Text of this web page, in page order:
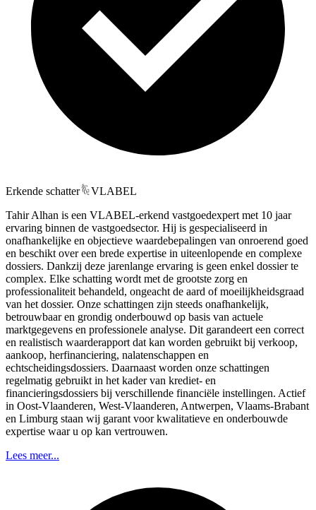
Erkende schatter
VLABEL
Tahir Alhan is een VLABEL-erkend vastgoedexpert met 10 jaar
ervaring binnen de vastgoedsector. Hij is gespecialiseerd in
onafhankelijke en objectieve waardebepalingen van onroerend goed
en beschikt over een brede expertise in uiteenlopende en complexe
dossiers. Dankzij deze jarenlange ervaring is geen enkel dossier te
complex. Elke schatting wordt met de grootste zorg en
professionaliteit behandeld, ongeacht de aard of moeilijkheidsgraad
van het dossier. Onze schattingen zijn steeds onafhankelijk,
betrouwbaar en grondig onderbouwd op basis van actuele
marktgegevens en professionele analyse. Dit garandeert een correct
en realistisch waarderapport dat kan worden gebruikt bij verkoop,
aankoop, herfinanciering, nalatenschappen en
echtscheidingsdossiers. Daarnaast worden onze schattingen
regelmatig gebruikt in het kader van krediet- en
financieringsdossiers bij verschillende financiële instellingen. Actief
in Oost-Vlaanderen, West-Vlaanderen, Antwerpen, Vlaams-Brabant
en Limburg staan wij garant voor kwalitatieve en onderbouwde
expertise waar u op kan vertrouwen.
Lees meer...